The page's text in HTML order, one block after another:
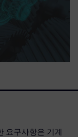
요구사항은 기계